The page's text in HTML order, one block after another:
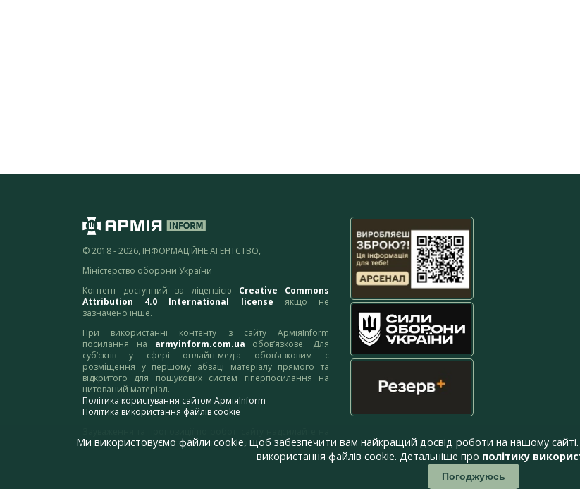
© 2018 - 2026, ІНФОРМАЦІЙНЕ АГЕНТСТВО,
Міністерство оборони України
Контент доступний за ліцензією Creative Commons
Attribution 4.0 International license якщо не
зазначено інше.
При використанні контенту з сайту АрміяInform
посилання на armyinform.com.ua обов’язкове. Для
суб’єктів у сфері онлайн-медіа обов’язковим є
розміщення у першому абзаці матеріалу прямого та
відкритого для пошукових систем гіперпосилання на
цитований матеріал.
Політика користування сайтом АрміяInform
Політика використання файлів cookie
адресу:webmaster@armyinform.com.ua
Ми використовуємо файли cookie, щоб забезпечити вам найкращий досвід роботи на нашому
використання файлів cookie. Детальніше про політику
Погоджуюсь